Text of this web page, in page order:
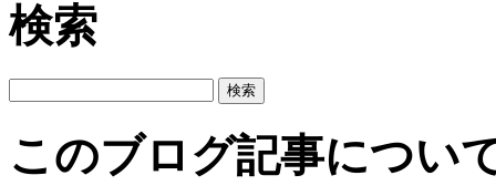
検索
このブログ記事につい